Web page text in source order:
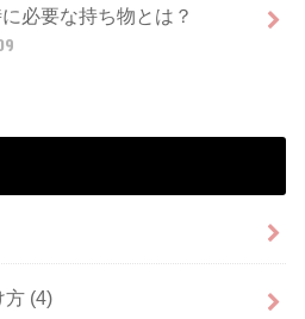
必要な持ち物とは？
方 (4)